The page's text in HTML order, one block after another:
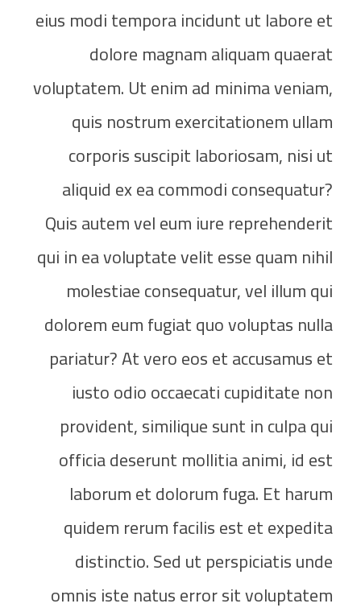
eius modi tempora incidunt ut labore et
dolore magnam aliquam quaerat
voluptatem. Ut enim ad minima veniam,
quis nostrum exercitationem ullam
corporis suscipit laboriosam, nisi ut
aliquid ex ea commodi consequatur?
Quis autem vel eum iure reprehenderit
qui in ea voluptate velit esse quam nihil
molestiae consequatur, vel illum qui
dolorem eum fugiat quo voluptas nulla
pariatur? At vero eos et accusamus et
iusto odio occaecati cupiditate non
provident, similique sunt in culpa qui
officia deserunt mollitia animi, id est
laborum et dolorum fuga. Et harum
quidem rerum facilis est et expedita
distinctio. Sed ut perspiciatis unde
omnis iste natus error sit voluptatem